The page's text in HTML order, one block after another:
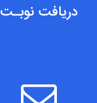
دریافت نوبـت